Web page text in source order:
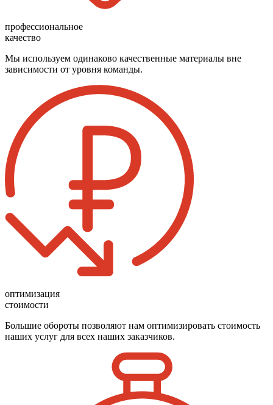
профессиональное
качество
Мы используем одинаково качественные материалы вне
зависимости от уровня команды.
оптимизация
стоимости
Большие обороты позволяют нам оптимизировать стоимость
наших услуг для всех наших заказчиков.